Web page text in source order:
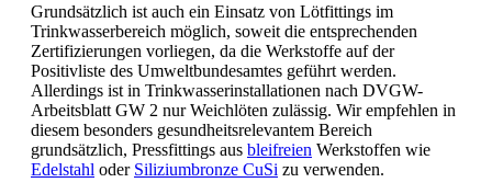
Grundsätzlich ist auch ein Einsatz von Lötfittings im
Trinkwasserbereich möglich, soweit die entsprechenden
Zertifizierungen vorliegen, da die Werkstoffe auf der
Positivliste des Umweltbundesamtes geführt werden.
Allerdings ist in Trinkwasserinstallationen nach DVGW-
Arbeitsblatt GW 2 nur Weichlöten zulässig. Wir empfehlen in
diesem besonders gesundheitsrelevantem Bereich
grundsätzlich, Pressfittings aus bleifreien Werkstoffen wie
Edelstahl oder Siliziumbronze CuSi zu verwenden.